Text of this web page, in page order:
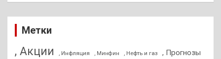
Метки
, Акции , Инфляция , Минфин , Нефть и газ , Прогнозы